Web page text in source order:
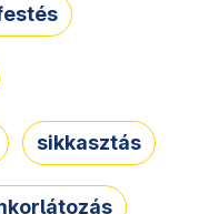
sikkasztás